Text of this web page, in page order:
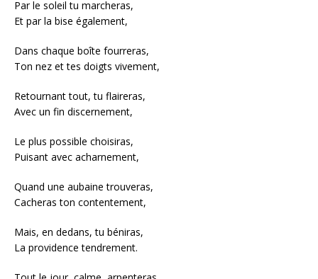
Par le soleil tu marcheras,
Et par la bise également,
Dans chaque boîte fourreras,
Ton nez et tes doigts vivement,
Retournant tout, tu flaireras,
Avec un fin discernement,
Le plus possible choisiras,
Puisant avec acharnement,
Quand une aubaine trouveras,
Cacheras ton contentement,
Mais, en dedans, tu béniras,
La providence tendrement.